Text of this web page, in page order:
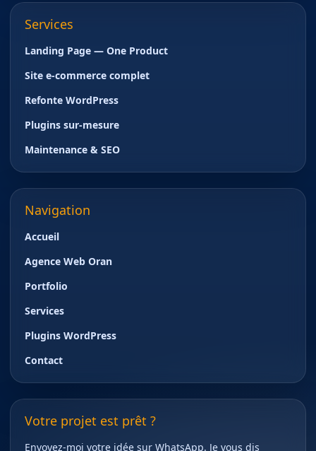
Services
Landing Page — One Product
Site e-commerce complet
Refonte WordPress
Plugins sur-mesure
Maintenance & SEO
Navigation
Accueil
Agence Web Oran
Portfolio
Services
Plugins WordPress
Contact
Votre projet est prêt ?
Envoyez-moi votre idée sur WhatsApp. Je vous dis